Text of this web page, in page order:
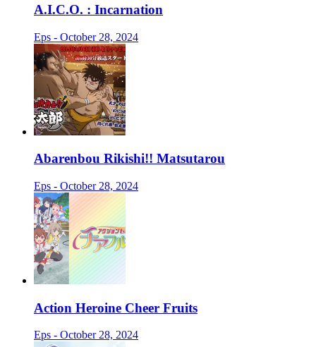
A.I.C.O. : Incarnation
Eps - October 28, 2024
Abarenbou Rikishi!! Matsutarou
Eps - October 28, 2024
Action Heroine Cheer Fruits
Eps - October 28, 2024